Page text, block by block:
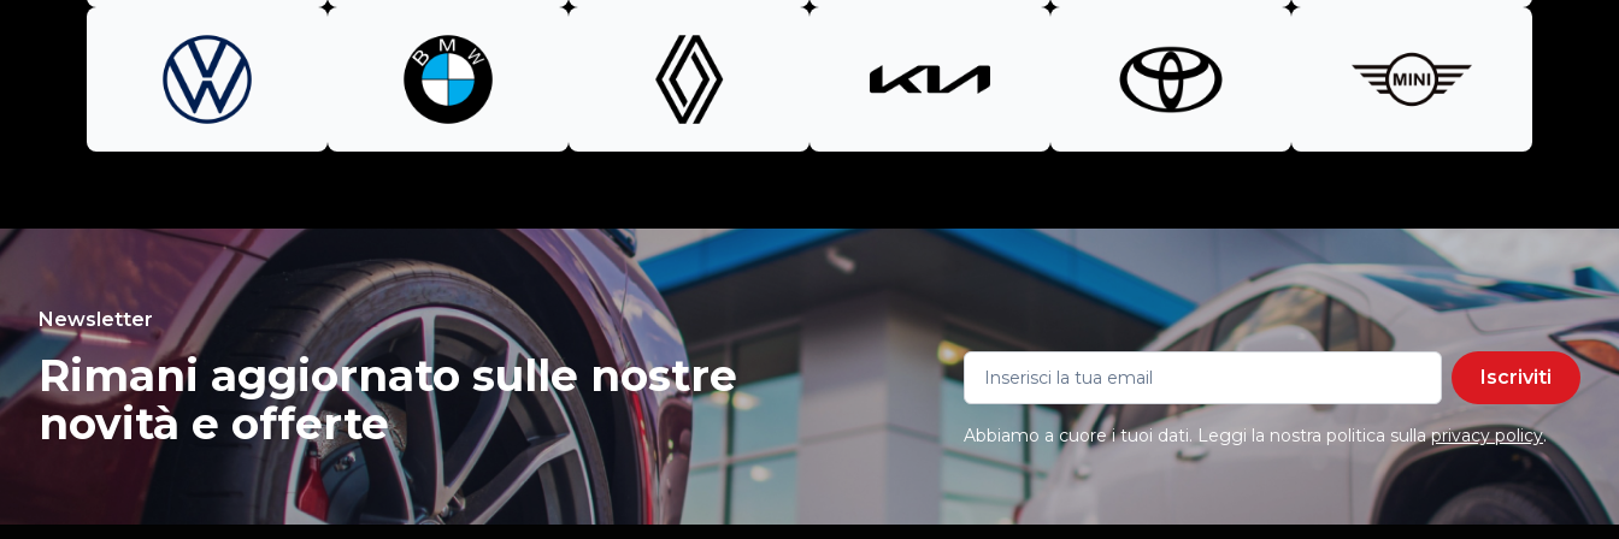
Newsletter
Rimani aggiornato sulle nostre
novità e offerte
Iscriviti
Abbiamo a cuore i tuoi dati. Leggi la nostra politica sullaprivacy policy.